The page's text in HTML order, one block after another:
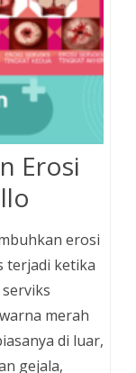
Erosi
erosi
terjadi ketika
merah
di luar,
gejala,